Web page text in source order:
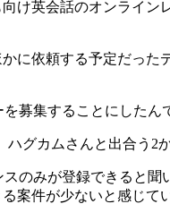
け英会話のオンライン
に依頼する予定だっ
募集することにしたん
ハグカムさんと出合う
スのみが登録できると
案件が少ないと感じて